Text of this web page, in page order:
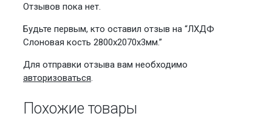
Отзывов пока нет.
Будьте первым, кто оставил отзыв на “ЛХДФ
Слоновая кость 2800х2070х3мм.”
Для отправки отзыва вам необходимо
авторизоваться.
Похожие товары